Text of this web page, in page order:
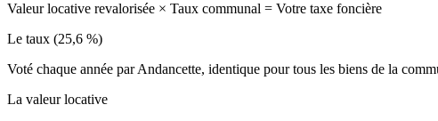
Valeur locative revalorisée × Taux communal = Votre taxe foncière
Le taux (25,6 %)
Voté chaque année par Andancette, identique pour tous les biens de la
La valeur locative